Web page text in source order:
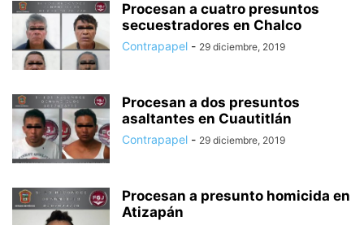
Procesan a cuatro presuntos
secuestradores en Chalco
Contrapapel - 29 diciembre, 2019
Procesan a dos presuntos
asaltantes en Cuautitlán
Contrapapel - 29 diciembre, 2019
Procesan a presunto homicida en
Atizapán